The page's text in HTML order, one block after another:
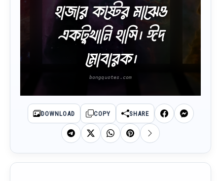
হাজার কষ্টের মাঝেও
একটুখানি হাসি। ঈদ
মোবারক।
DOWNLOAD COPY SHARE